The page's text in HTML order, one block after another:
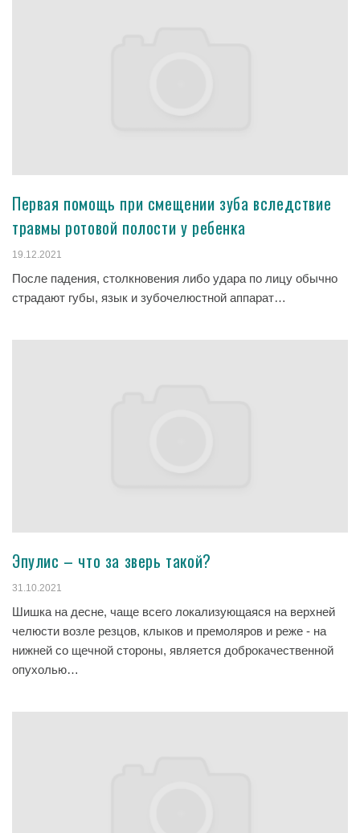
Первая помощь при смещении зуба вследствие
травмы ротовой полости у ребенка
19.12.2021
После падения, столкновения либо удара по лицу обычно
страдают губы, язык и зубочелюстной аппарат…
Эпулис – что за зверь такой?
31.10.2021
Шишка на десне, чаще всего локализующаяся на верхней
челюсти возле резцов, клыков и премоляров и реже - на
нижней со щечной стороны, является доброкачественной
опухолью…